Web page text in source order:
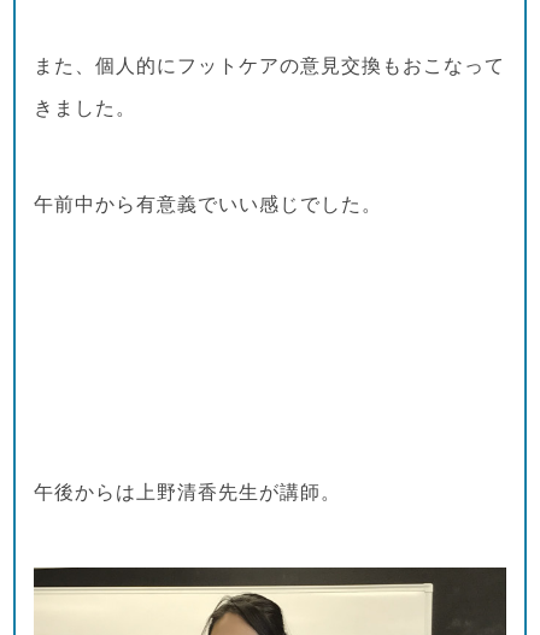
また、個人的にフットケアの意見交換もおこなって
きました。
午前中から有意義でいい感じでした。
午後からは上野清香先生が講師。